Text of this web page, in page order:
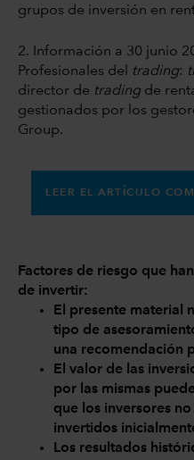
grupos de inversión en
2. Información a 30 junio
Profesionales del
trading:
director de trading de
gestionados por los
Group.
LEER EL ARTÍCULO
Factores de riesgo que
de invertir:
El presente material
tipo de
una recomendación
El valor de las
por las mismas
que los inversores
invertidos
Los resultados